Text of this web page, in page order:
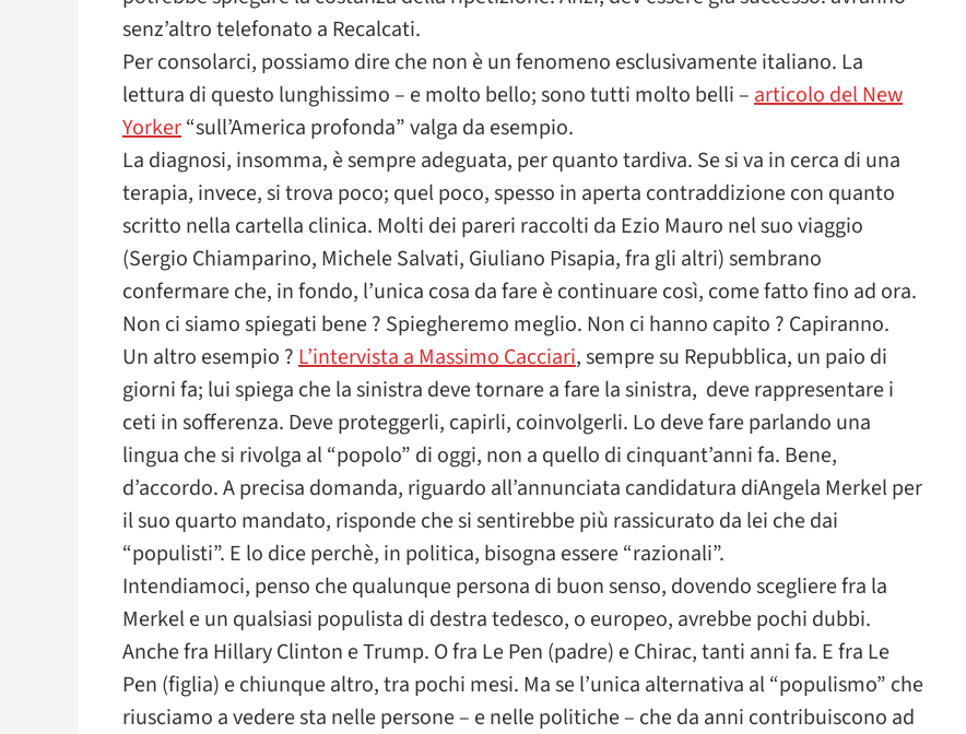
senz’altro telefonato a Recalcati.
Per consolarci, possiamo dire che non è un fenomeno esclusivamente italiano. La
lettura di questo lunghissimo – e molto bello; sono tutti molto belli –articolo del New
Yorker“sull’America profonda” valga da esempio.
La diagnosi, insomma, è sempre adeguata, per quanto tardiva. Se si va in cerca di una
terapia, invece, si trova poco; quel poco, spesso in aperta contraddizione con quanto
scritto nella cartella clinica. Molti dei pareri raccolti da Ezio Mauro nel suo viaggio
(Sergio Chiamparino, Michele Salvati, Giuliano Pisapia, fra gli altri) sembrano
confermare che, in fondo, l’unica cosa da fare è continuare così, come fatto fino ad ora.
Non ci siamo spiegati bene ? Spiegheremo meglio. Non ci hanno capito ? Capiranno.
Un altro esempio ?L’intervista a Massimo Cacciari, sempre su Repubblica, un paio di
giorni fa; lui spiega che la sinistra deve tornare a fare la sinistra, deve rappresentare i
ceti in sofferenza. Deve proteggerli, capirli, coinvolgerli. Lo deve fare parlando una
lingua che si rivolga al “popolo” di oggi, non a quello di cinquant’anni fa. Bene,
d’accordo. A precisa domanda, riguardo all’annunciata candidatura diAngela Merkel per
il suo quarto mandato, risponde che si sentirebbe più rassicurato da lei che dai
“populisti”. E lo dice perchè, in politica, bisogna essere “razionali”.
Intendiamoci, penso che qualunque persona di buon senso, dovendo scegliere fra la
Merkel e un qualsiasi populista di destra tedesco, o europeo, avrebbe pochi dubbi.
Anche fra Hillary Clinton e Trump. O fra Le Pen (padre) e Chirac, tanti anni fa. E fra Le
Pen (figlia) e chiunque altro, tra pochi mesi. Ma se l’unica alternativa al “populismo” che
riusciamo a vedere sta nelle persone – e nelle politiche – che da anni contribuiscono ad